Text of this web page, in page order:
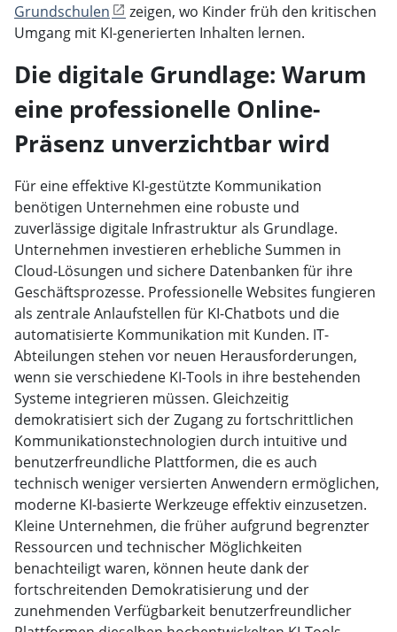
Grundschulen
zeigen, wo Kinder früh den kritischen
Umgang mit KI-generierten Inhalten lernen.
Die digitale Grundlage: Warum
eine professionelle Online-
Präsenz unverzichtbar wird
Für eine effektive KI-gestützte Kommunikation
benötigen Unternehmen eine robuste und
zuverlässige digitale Infrastruktur als Grundlage.
Unternehmen investieren erhebliche Summen in
Cloud-Lösungen und sichere Datenbanken für ihre
Geschäftsprozesse. Professionelle Websites fungieren
als zentrale Anlaufstellen für KI-Chatbots und die
automatisierte Kommunikation mit Kunden. IT-
Abteilungen stehen vor neuen Herausforderungen,
wenn sie verschiedene KI-Tools in ihre bestehenden
Systeme integrieren müssen. Gleichzeitig
demokratisiert sich der Zugang zu fortschrittlichen
Kommunikationstechnologien durch intuitive und
benutzerfreundliche Plattformen, die es auch
technisch weniger versierten Anwendern ermöglichen,
moderne KI-basierte Werkzeuge effektiv einzusetzen.
Kleine Unternehmen, die früher aufgrund begrenzter
Ressourcen und technischer Möglichkeiten
benachteiligt waren, können heute dank der
fortschreitenden Demokratisierung und der
zunehmenden Verfügbarkeit benutzerfreundlicher